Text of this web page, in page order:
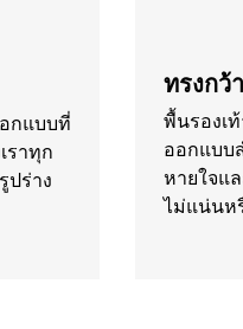
กแบบที่
ราทุก
ปร่าง
ทรงกว้
พื้นรองเ
ออกแบบ
หายใจแ
ไม่แน่นห